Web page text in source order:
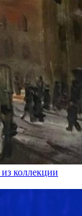
коллекции